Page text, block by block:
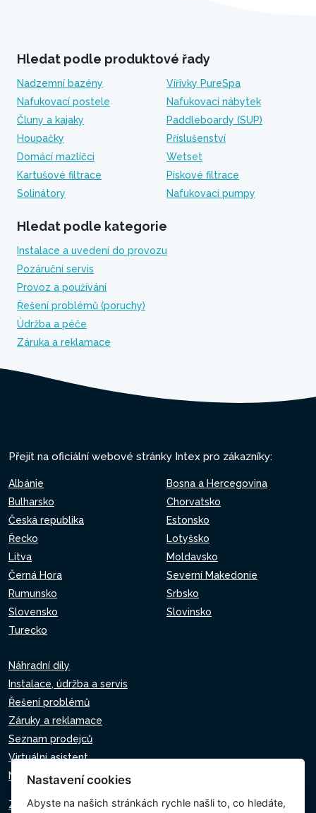
Hledat podle produktové řady
Nadzemní bazény
Vířivky PureSpa
Nafukovací postele
Nafukovací nábytek
Čluny a kajaky
Paddleboardy (SUP)
Houpačky
Příslušenství
Domácí mazlíčci
Wetset
Kartušové filtrace
Pískové filtrace
Solinátory
Nafukovací pumpy
Hledat podle kategorie
Instalace a uvedení do provozu
Pozáruční servis
Provoz a používání
Řešení problémů (poruchy)
Údržba a péče
Záruka a reklamace
Přejít na oficiální webové stránky Intex pro zákazníky:
Albánie
Bosna a Hercegovina
Bulharsko
Chorvatsko
Česká republika
Estonsko
Řecko
Lotyšsko
Litva
Moldavsko
Černá Hora
Severní Makedonie
Rumunsko
Srbsko
Slovensko
Slovinsko
Turecko
Náhradní díly
Instalace, údržba a servis
Řešení problémů
Záruky a reklamace
Seznam prodejců
Virtuální asistent
Napište nám
Zásady ochrany osobních údajů
Nastavení cookies
Abyste na našich stránkách rychle našli to, co hledáte,